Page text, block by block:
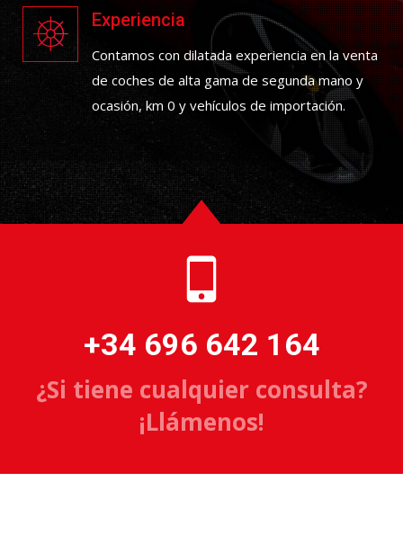
Experiencia
Contamos con dilatada experiencia en la venta
de coches de alta gama de segunda mano y
ocasión, km 0 y vehículos de importación.
+34 696 642 164
¿Si tiene cualquier consulta?
¡Llámenos!